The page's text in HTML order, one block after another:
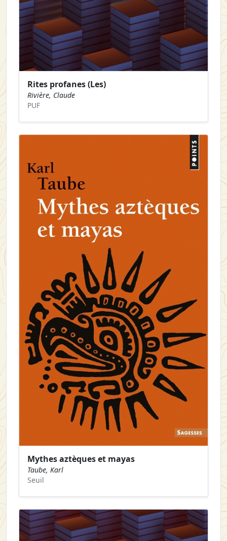
Rites profanes (Les)
Rivière, Claude
PUF
Mythes aztèques et mayas
Taube, Karl
Seuil